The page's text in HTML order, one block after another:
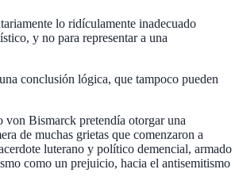
lo ridículamente inadecuado
y no para representar a una
conclusión lógica, que tampoco pueden
Bismarck pretendía otorgar una
de muchas grietas que comenzaron a
luterano y político demencial, armado
como un prejuicio, hacia el antisemitismo